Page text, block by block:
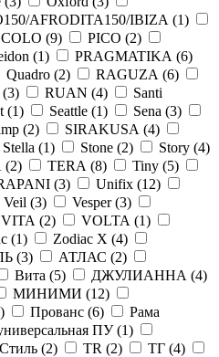
AFRODITA150/IBIZA (1)
(9) PICO (2)
(1) PRAGMATIKA (6)
Quadro (2) RAGUZA (6)
(3) RUAN (4)
Santi
(1) Seattle (1) Sena (3)
(2) SIRAKUSA (4)
Stella (1) Stone (2) Story (4)
(2) TERA (8) Tiny (5)
(3) Unifix (12)
Veil (3) Vesper (3)
VITA (2) VOLTA (1)
(1) Zodiac X (4)
(3) АТЛАС (2)
Вита (5) ДЖУЛИАННА (4)
МИНИМИ (12)
) Прованс (6)
Рама
ПУ (1)
Стиль (2) ТR (2) ТГ (4)